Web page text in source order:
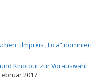
Filmpreis „Lola“ nominiert
und Kinotour zur Vorauswahl
2017